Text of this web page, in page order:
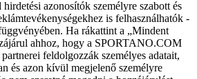
azonosítók személyre szabott és
is felhasználhatók -
Ha rákattint a „Mindent
ahhoz, hogy a SPORTANO.COM
feldolgozzák személyes adatait,
és azon kívül megjelenő személyre